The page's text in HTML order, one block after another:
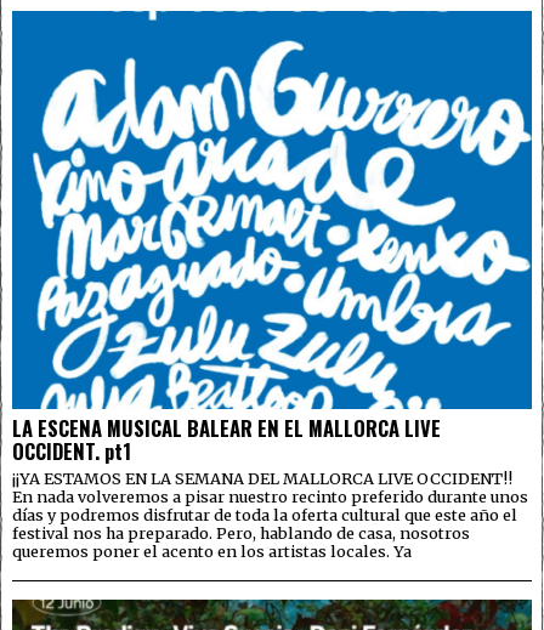
LA ESCENA MUSICAL BALEAR EN EL MALLORCA LIVE
OCCIDENT. pt1
¡¡YA ESTAMOS EN LA SEMANA DEL MALLORCA LIVE OCCIDENT!!
En nada volveremos a pisar nuestro recinto preferido durante unos
días y podremos disfrutar de toda la oferta cultural que este año el
festival nos ha preparado. Pero, hablando de casa, nosotros
queremos poner el acento en los artistas locales. Ya